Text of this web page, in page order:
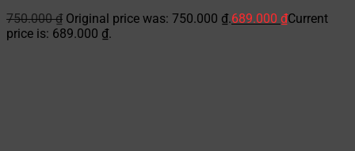
750.000₫ Original price was: 750.000 ₫.689.000 ₫Current
price is: 689.000 ₫.